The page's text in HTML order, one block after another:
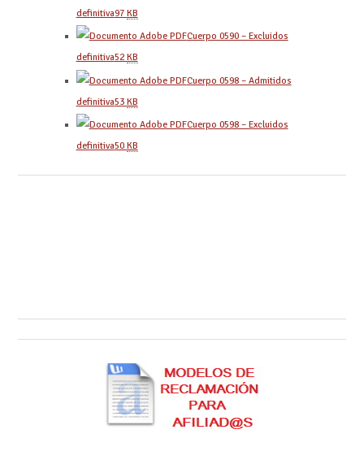
definitiva97 KB
Cuerpo 0590 – Excluidos
definitiva52 KB
Cuerpo 0598 – Admitidos
definitiva53 KB
Cuerpo 0598 – Excluidos
definitiva50 KB